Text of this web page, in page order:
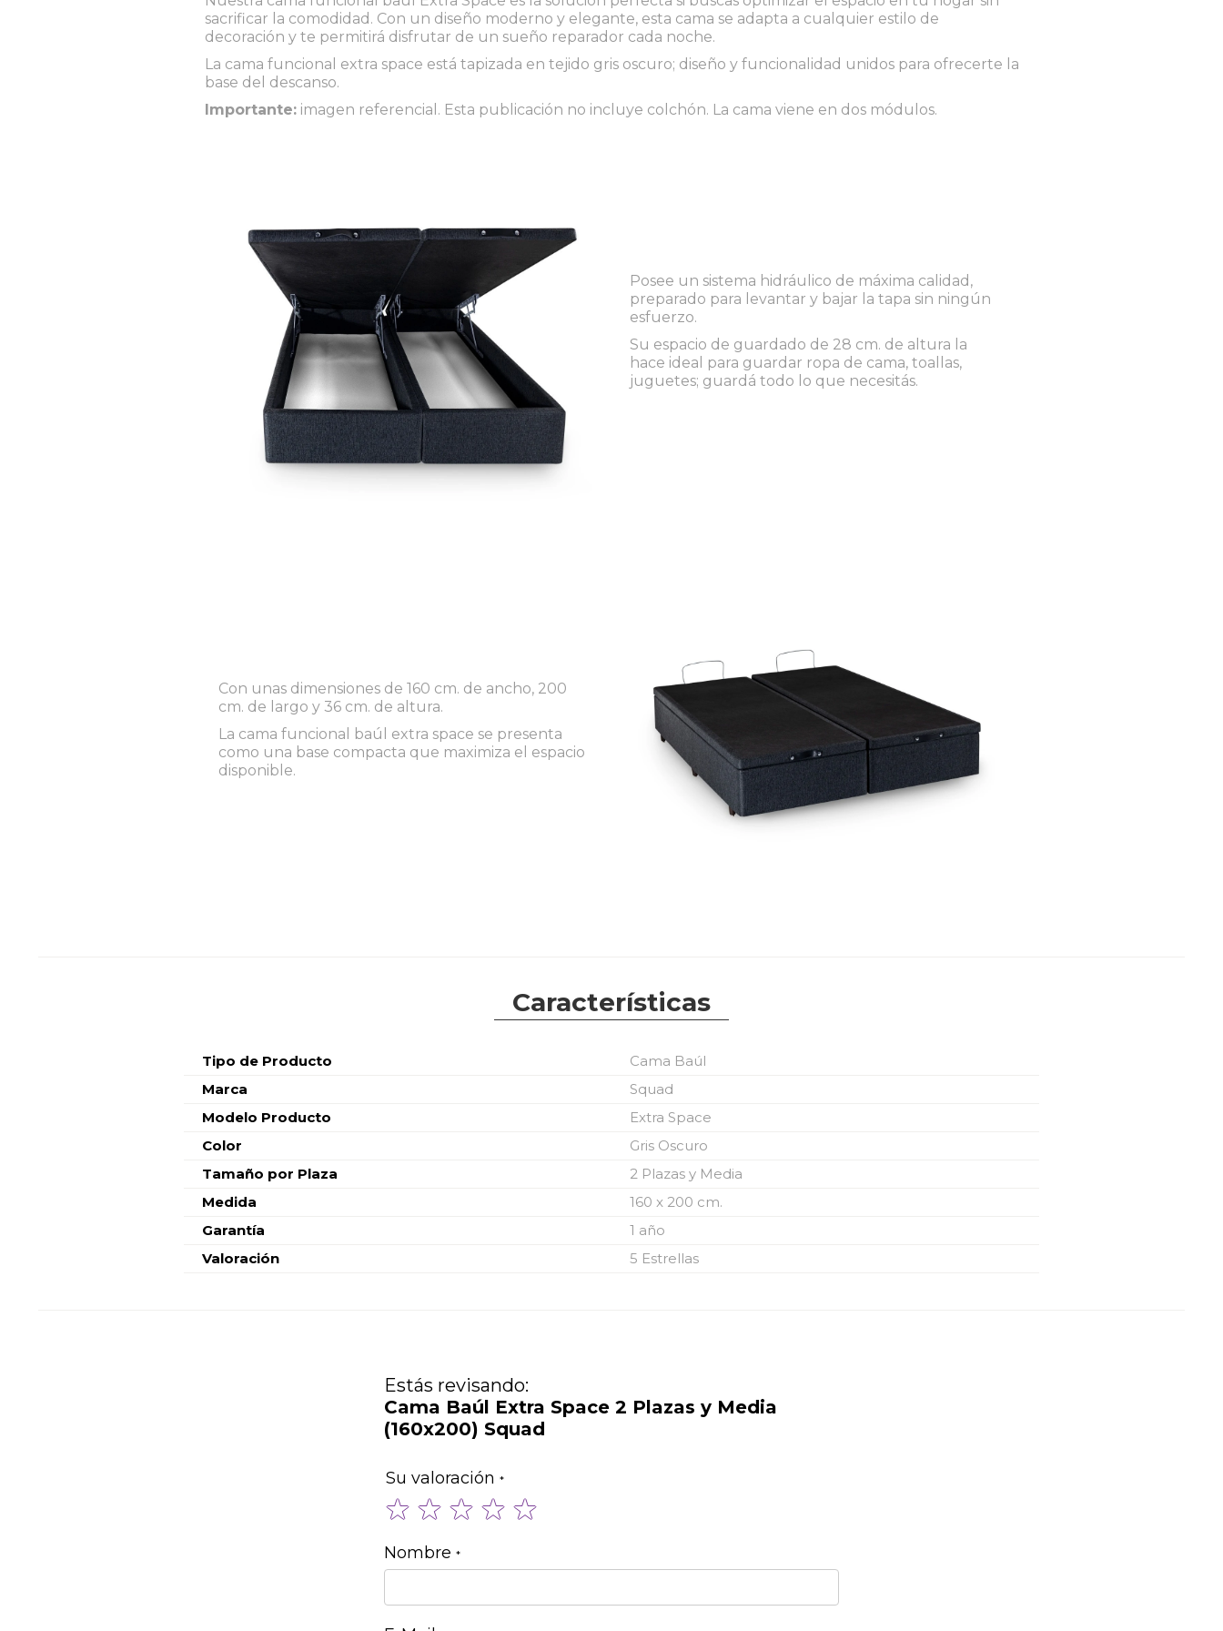
sacrificar la comodidad. Con un diseño moderno y elegante, esta cama se adapta a cualquier estilo de
decoración y te permitirá disfrutar de un sueño reparador cada noche.
La cama funcional extra space está tapizada en tejido gris oscuro; diseño y funcionalidad unidos para ofrecerte la
base del descanso.
Importante:imagen referencial. Esta publicación no incluye colchón. La cama viene en dos módulos.
Posee un sistema hidráulico de máxima calidad,
preparado para levantar y bajar la tapa sin ningún
esfuerzo.
Su espacio de guardado de 28 cm. de altura la
hace ideal para guardar ropa de cama, toallas,
juguetes; guardá todo lo que necesitás.
Con unas dimensiones de 160 cm. de ancho, 200
cm. de largo y 36 cm. de altura.
La cama funcional baúl extra space se presenta
como una base compacta que maximiza el espacio
disponible.
Características
Características
Tipo de Producto
Cama Baúl
Marca
Squad
Modelo Producto
Extra Space
Color
Gris Oscuro
Tamaño por Plaza
2 Plazas y Media
Medida
160 x 200 cm.
Garantía
1 año
Valoración
5 Estrellas
Estás revisando:
Cama Baúl Extra Space 2 Plazas y Media
(160x200) Squad
Su valoración
1
star
2
stars
3
stars
4
stars
5
stars
Nombre